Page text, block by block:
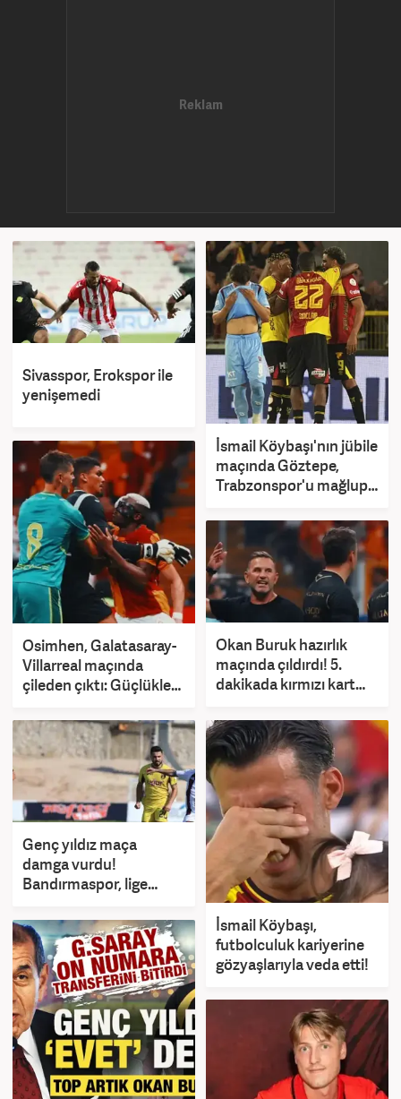
Sivasspor, Erokspor ile
yenişemedi
İsmail Köybaşı'nın jübile
maçında Göztepe,
Trabzonspor'u mağlup
Osimhen, Galatasaray-
Villarreal maçında
çileden çıktı: Güçlükle
Okan Buruk hazırlık
maçında çıldırdı! 5.
dakikada kırmızı kart
Genç yıldız maça
damga vurdu!
Bandırmaspor, lige
İsmail Köybaşı,
futbolculuk kariyerine
gözyaşlarıyla veda etti!